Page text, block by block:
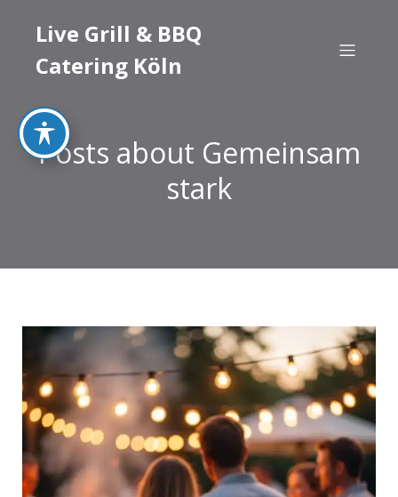
Live Grill & BBQ
Catering Köln
Posts about Gemeinsam
stark